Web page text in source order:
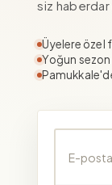
siz haberdar
Üyelere özel
Yoğun